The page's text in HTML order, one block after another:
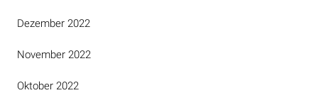
Dezember 2022
November 2022
Oktober 2022